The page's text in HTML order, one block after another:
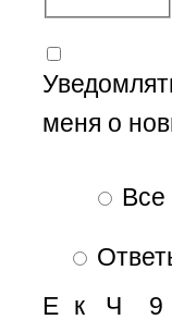
меня о
Все
Е к Ч 9